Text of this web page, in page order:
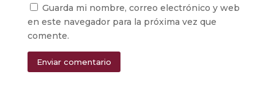
Guarda mi nombre, correo electrónico y web
en este navegador para la próxima vez que
comente.
Enviar comentario